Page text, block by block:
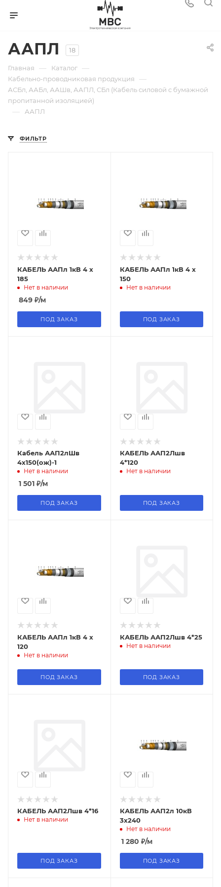
ААПЛ 18
Главная — Каталог —
Кабельно-проводниковая продукция —
АСБл, ААБл, ААШв, ААПЛ, СБл (Кабель силовой с бумажной
пропитанной изоляцией)
— ААПЛ
ФИЛЬТР
КАБЕЛЬ ААПл 1кВ 4 х
185
Нет в наличии
849 ₽/м
ПОД ЗАКАЗ
КАБЕЛЬ ААПл 1кВ 4 х
150
Нет в наличии
ПОД ЗАКАЗ
Кабель ААП2лШв
4х150(ож)-1
Нет в наличии
1 501 ₽/м
ПОД ЗАКАЗ
КАБЕЛЬ ААП2Лшв
4*120
Нет в наличии
ПОД ЗАКАЗ
КАБЕЛЬ ААПл 1кВ 4 х
120
Нет в наличии
ПОД ЗАКАЗ
КАБЕЛЬ ААП2Лшв 4*25
Нет в наличии
ПОД ЗАКАЗ
КАБЕЛЬ ААП2Лшв 4*16
Нет в наличии
ПОД ЗАКАЗ
КАБЕЛЬ ААП2л 10кВ
3х240
Нет в наличии
1 280 ₽/м
ПОД ЗАКАЗ